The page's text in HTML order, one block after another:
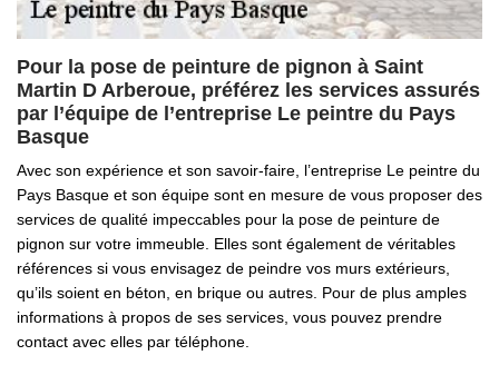
Pour la pose de peinture de pignon à Saint
Martin D Arberoue, préférez les services assurés
par l’équipe de l’entreprise Le peintre du Pays
Basque
Avec son expérience et son savoir-faire, l’entreprise Le peintre du
Pays Basque et son équipe sont en mesure de vous proposer des
services de qualité impeccables pour la pose de peinture de
pignon sur votre immeuble. Elles sont également de véritables
références si vous envisagez de peindre vos murs extérieurs,
qu’ils soient en béton, en brique ou autres. Pour de plus amples
informations à propos de ses services, vous pouvez prendre
contact avec elles par téléphone.